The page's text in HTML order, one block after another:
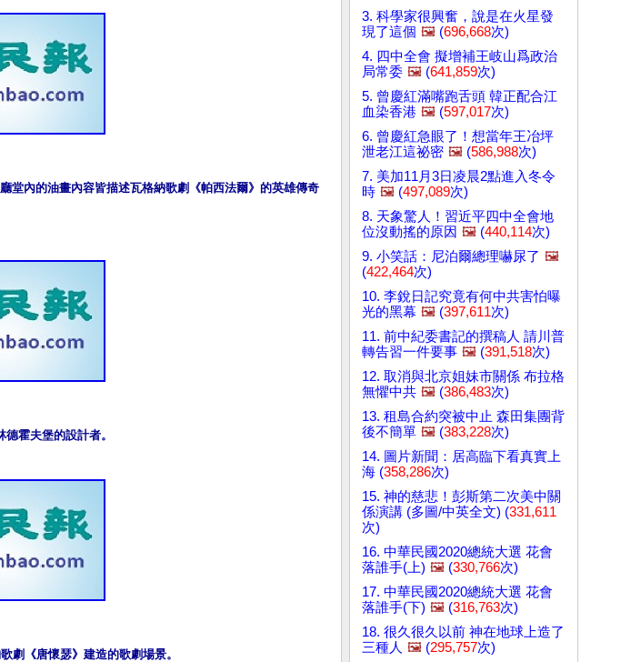
堂內的油畫內容皆描述瓦格納歌劇《帕西法爾》的英雄傳奇
霍夫堡的設計者。
劇《唐懷瑟》建造的歌劇場景。
3. 科學家很興奮，說是在火星發
現了這個 🖼️ (696,668次)
4. 四中全會 擬增補王岐山爲政治
局常委 🖼️ (641,859次)
5. 曾慶紅滿嘴跑舌頭 韓正配合江
血染香港 🖼️ (597,017次)
6. 曾慶紅急眼了！想當年王冶坪
泄老江這祕密 🖼️ (586,988次)
7. 美加11月3日凌晨2點進入冬令
時 🖼️ (497,089次)
8. 天象驚人！習近平四中全會地
位沒動搖的原因 🖼️ (440,114次)
9. 小笑話：尼泊爾總理嚇尿了 🖼️
(422,464次)
10. 李銳日記究竟有何中共害怕曝
光的黑幕 🖼️ (397,611次)
11. 前中紀委書記的撰稿人 請川普
轉告習一件要事 🖼️ (391,518次)
12. 取消與北京姐妹市關係 布拉格
無懼中共 🖼️ (386,483次)
13. 租島合約突被中止 森田集團背
後不簡單 🖼️ (383,228次)
14. 圖片新聞：居高臨下看真實上
海 (358,286次)
15. 神的慈悲！彭斯第二次美中關
係演講 (多圖/中英全文) (331,611
次)
16. 中華民國2020總統大選 花會
落誰手(上) 🖼️ (330,766次)
17. 中華民國2020總統大選 花會
落誰手(下) 🖼️ (316,763次)
18. 很久很久以前 神在地球上造了
三種人 🖼️ (295,757次)